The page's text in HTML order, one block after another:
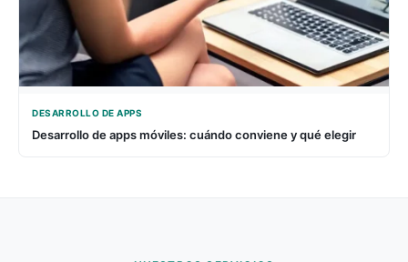
DESARROLLO DE APPS
Desarrollo de apps móviles: cuándo conviene y qué elegir